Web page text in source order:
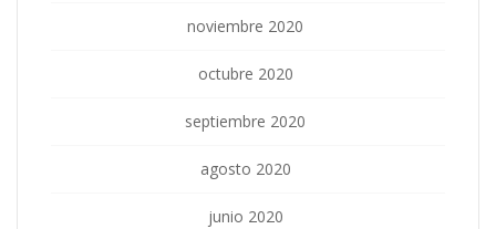
noviembre 2020
octubre 2020
septiembre 2020
agosto 2020
junio 2020